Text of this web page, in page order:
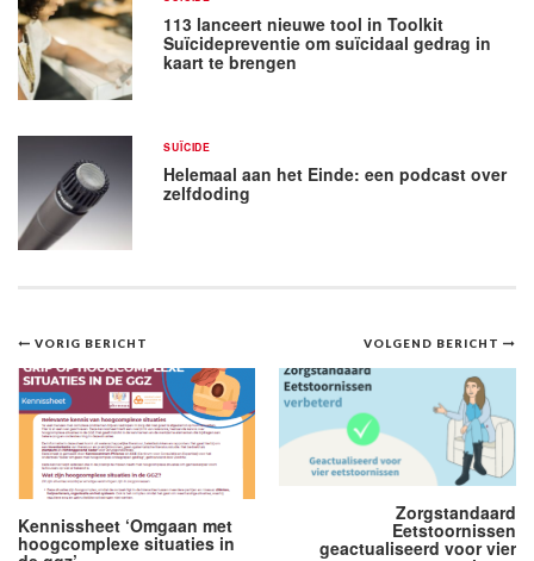
113 lanceert nieuwe tool in Toolkit
Suïcidepreventie om suïcidaal gedrag in
kaart te brengen
SUÏCIDE
Helemaal aan het Einde: een podcast over
zelfdoding
Bericht
navigatie
VOLGEND BERICHT
Zorgstandaard
Eetstoornissen
geactualiseerd voor vier
VORIG BERICHT
Kennissheet ‘Omgaan met
hoogcomplexe situaties in